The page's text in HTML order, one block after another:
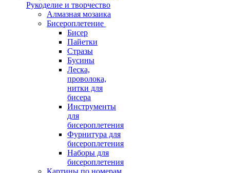
Рукоделие и творчество
Алмазная мозаика
Бисероплетение
Бисер
Пайетки
Стразы
Бусины
Леска,
проволока,
нитки для
бисера
Инструменты
для
бисероплетения
Фурнитура для
бисероплетения
Наборы для
бисероплетения
Картины по номерам